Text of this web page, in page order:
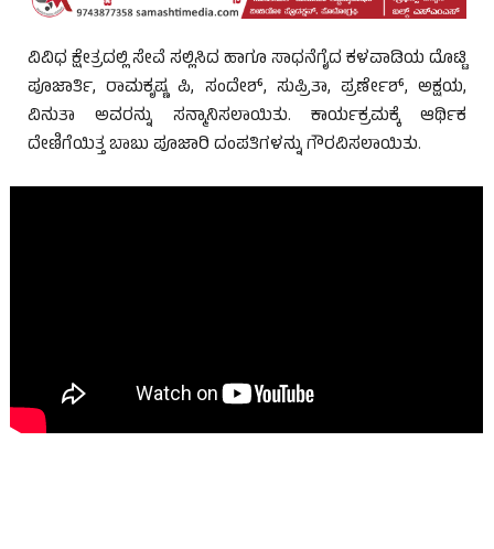
ವಿವಿಧ ಕ್ಷೇತ್ರದಲ್ಲಿ ಸೇವೆ ಸಲ್ಲಿಸಿದ ಹಾಗೂ ಸಾಧನೆಗೈದ ಕಳವಾಡಿಯ ದೊಟ್ಟಿ
ಪೂಜಾರ್ತಿ, ರಾಮಕೃಷ್ಣ ಪಿ, ಸಂದೇಶ್, ಸುಪ್ರಿತಾ, ಪ್ರರ್ಣೇಶ್, ಅಕ್ಷಯ,
ವಿನುತಾ ಅವರನ್ನು ಸನ್ಮಾನಿಸಲಾಯಿತು. ಕಾರ್ಯಕ್ರಮಕ್ಕೆ ಆರ್ಥಿಕ
ದೇಣಿಗೆಯಿತ್ತ ಬಾಬು ಪೂಜಾರಿ ದಂಪತಿಗಳನ್ನು ಗೌರವಿಸಲಾಯಿತು.